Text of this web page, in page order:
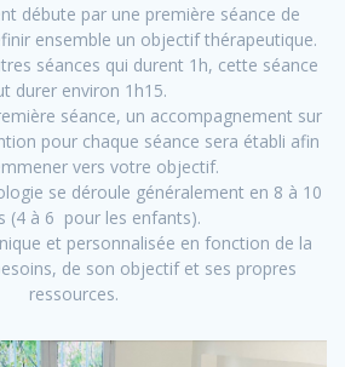
débute par une première séance de
ensemble un objectif thérapeutique.
séances qui durent 1h, cette séance
durer environ 1h15.
séance, un accompagnement sur
pour chaque séance sera établi afin
vers votre objectif.
se déroule généralement en 8 à 10
(4 à 6 pour les enfants).
et personnalisée en fonction de la
de son objectif et ses propres
ressources.